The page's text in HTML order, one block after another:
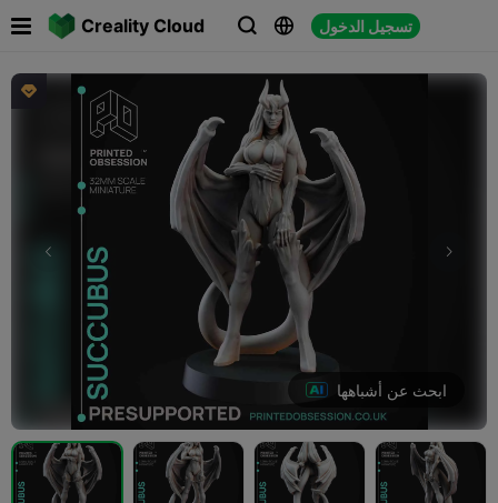
Creality Cloud   تسجيل الدخول
 

ابحث عن أشباهها